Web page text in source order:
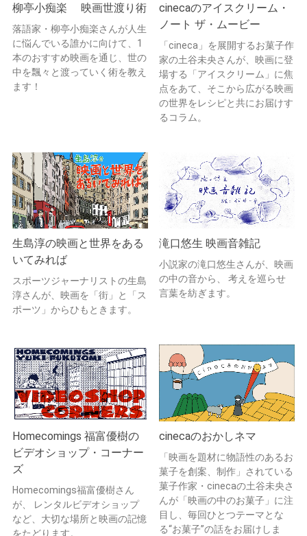
柳亭小痴楽 映画世渡り術
落語家・柳亭小痴楽さんが人生
に悩んでいる誰かに向けて、1
本のおすすめ映画を通じ、世の
中を飄々と渡っていく術を教え
ます！
cinecaのアイスクリーム・
ノート ザ・ムービー
「cineca」を展開するお菓子作
家の土谷未央さんが、映画に登
場する「アイスクリーム」に焦
点をあて、そこから広がる映画
の世界をレシピと共にお届けす
るコラム。
生島淳の映画と世界をある
いてみれば
スポーツジャーナリストの生島
淳さんが、映画を「街」と「ス
ポーツ」からひもときます。
滝口悠生 映画音雑記
小説家の滝口悠生さんが、映画
の中の音から、 考えを巡らせ
言葉を紡ぎます。
Homecomings 福富優樹の
ビデオショップ・コーナー
ズ
Homecomings福富優樹さん
が、 レンタルビデオショップ
など、大切な場所と映画の記憶
をたどります。
cinecaのおかしネマ
「映画を題材に物語性のあるお
菓子を創案、制作」されている
菓子作家・cinecaの土谷未央さ
んが「映画の中のお菓子」に注
目し、毎回ひとつテーマとな
る“お菓子”の話をお届けしま